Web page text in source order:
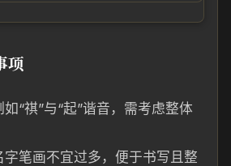
项
如“祺”与“起”谐音，需考虑整体
字笔画不宜过多，便于书写且整